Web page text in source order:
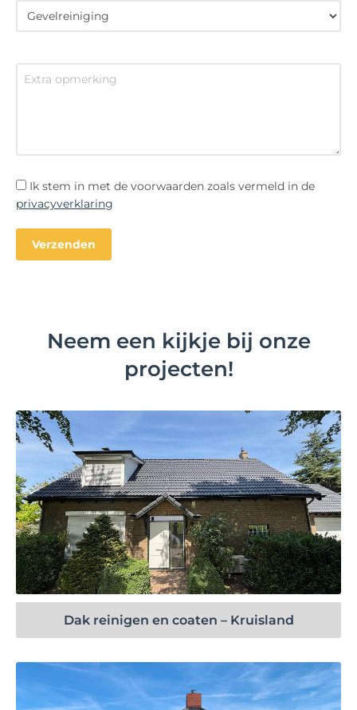
Ik stem in met de voorwaarden zoals vermeld in de
privacyverklaring
Neem een kijkje bij onze
projecten!
Bekijk project
Dak reinigen en coaten – Kruisland